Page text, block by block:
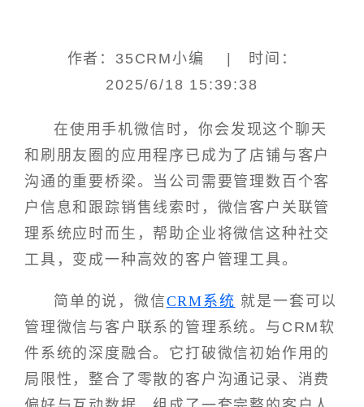
作者：35CRM小编 | 时间：
2025/6/18 15:39:38
在使用手机微信时，你会发现这个聊天
和刷朋友圈的应用程序已成为了店铺与客户
沟通的重要桥梁。当公司需要管理数百个客
户信息和跟踪销售线索时，微信客户关联管
理系统应时而生，帮助企业将微信这种社交
工具，变成一种高效的客户管理工具。
简单的说，微信CRM系统 就是一套可以
管理微信与客户联系的管理系统。与CRM软
件系统的深度融合。它打破微信初始作用的
局限性，整合了零散的客户沟通记录、消费